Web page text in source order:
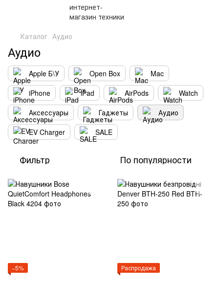
Каталог Аудио
Аудио
Apple Б\У Open Box
Mac
iPhone
iPad AirPods
Watch
Аксессуары
Гаджеты
Аудио
EV Charger
SALE
Фильтр По популярности
−5% Распродажа